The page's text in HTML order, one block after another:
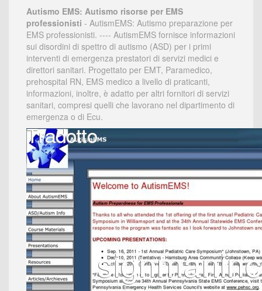
Autismo EMS: Autismo risorse per EMS
professionisti - AutismEMS: Autismo preparazione per
EMS professionisti. ---- AutismEMS fornisce informazioni
sui disordini di spettro di autismo (ASD) per i primi
interventi di emergenza prestatori di servizi medici e
direttori sanitari. Progettato per EMT, Paramedico,
prehospital RN, EMS medico a livello di praticanti,
informazioni, inoltre, è adatto per altri fornitori di servizi
sanitari, compresi quelli che lavorano nel dipartimento di
emergenza o di Ecu.